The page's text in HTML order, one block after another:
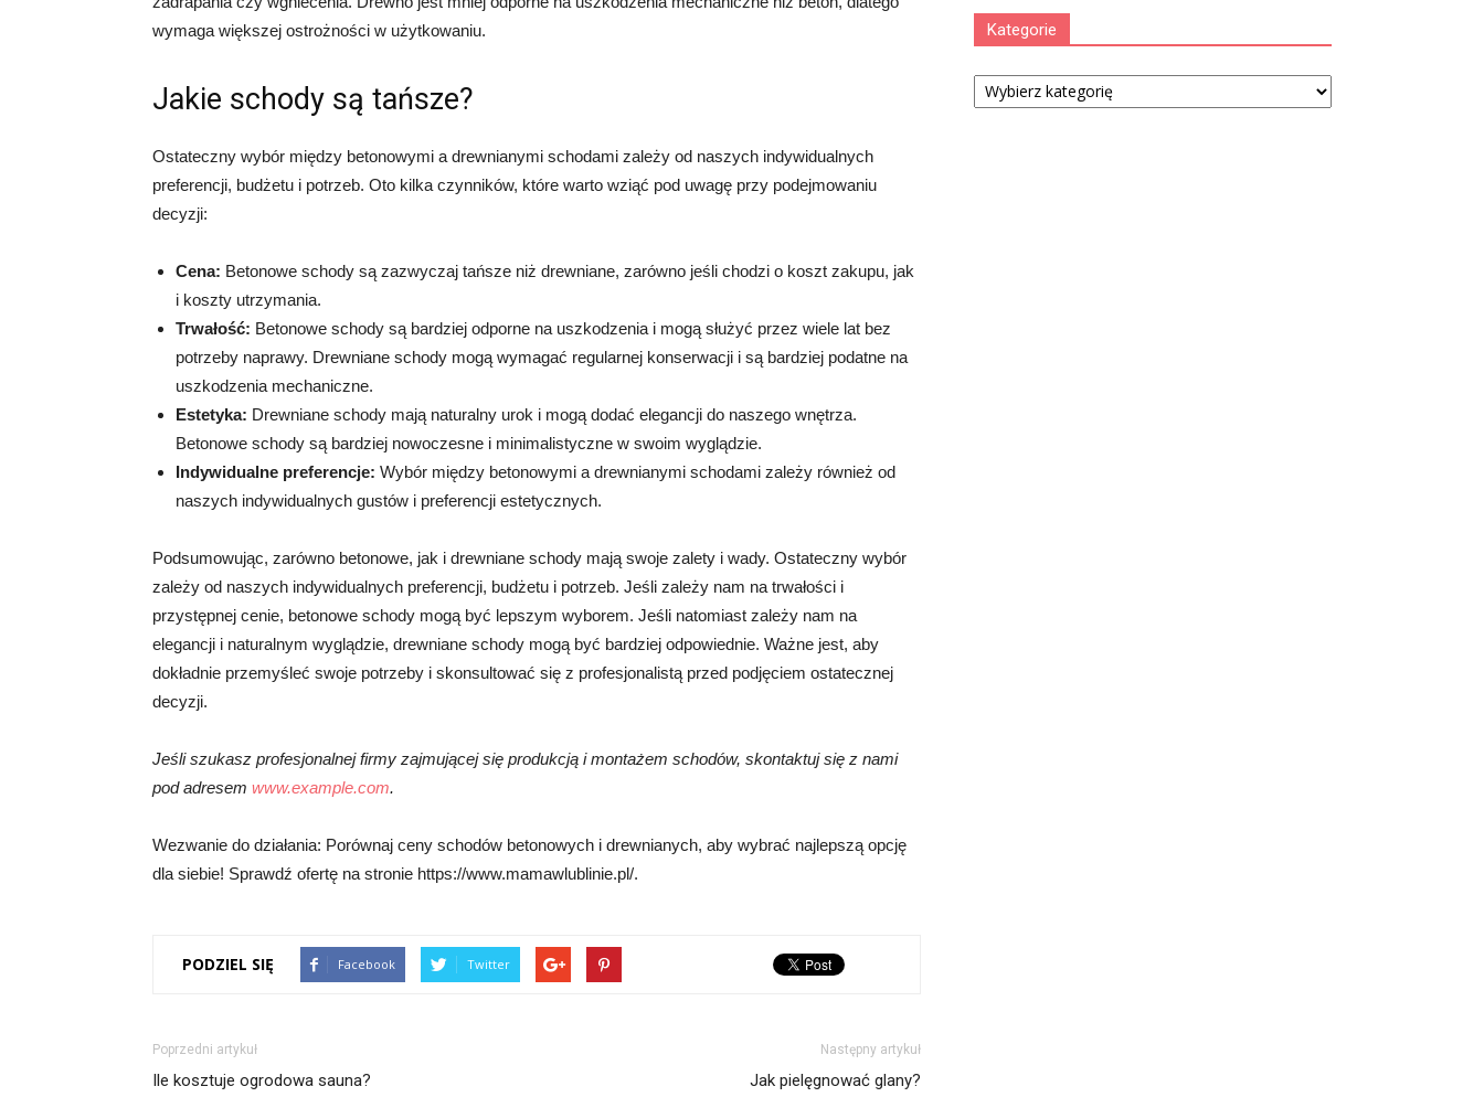
wymaga większej ostrożności w użytkowaniu.
Jakie schody są tańsze?
Ostateczny wybór między betonowymi a drewnianymi schodami zależy od naszych indywidualnych
preferencji, budżetu i potrzeb. Oto kilka czynników, które warto wziąć pod uwagę przy podejmowaniu
decyzji:
Cena: Betonowe schody są zazwyczaj tańsze niż drewniane, zarówno jeśli chodzi o koszt zakupu, jak
i koszty utrzymania.
Trwałość: Betonowe schody są bardziej odporne na uszkodzenia i mogą służyć przez wiele lat bez
potrzeby naprawy. Drewniane schody mogą wymagać regularnej konserwacji i są bardziej podatne na
uszkodzenia mechaniczne.
Estetyka: Drewniane schody mają naturalny urok i mogą dodać elegancji do naszego wnętrza.
Betonowe schody są bardziej nowoczesne i minimalistyczne w swoim wyglądzie.
Indywidualne preferencje: Wybór między betonowymi a drewnianymi schodami zależy również od
naszych indywidualnych gustów i preferencji estetycznych.
Podsumowując, zarówno betonowe, jak i drewniane schody mają swoje zalety i wady. Ostateczny wybór
zależy od naszych indywidualnych preferencji, budżetu i potrzeb. Jeśli zależy nam na trwałości i
przystępnej cenie, betonowe schody mogą być lepszym wyborem. Jeśli natomiast zależy nam na
elegancji i naturalnym wyglądzie, drewniane schody mogą być bardziej odpowiednie. Ważne jest, aby
dokładnie przemyśleć swoje potrzeby i skonsultować się z profesjonalistą przed podjęciem ostatecznej
decyzji.
Jeśli szukasz profesjonalnej firmy zajmującej się produkcją i montażem schodów, skontaktuj się z nami
pod adresem www.example.com.
Wezwanie do działania: Porównaj ceny schodów betonowych i drewnianych, aby wybrać najlepszą opcję
dla siebie! Sprawdź ofertę na stronie https://www.mamawlublinie.pl/.
PODZIEL SIĘ Facebook Twitter
Poprzedni artykuł
Ile kosztuje ogrodowa sauna?
Następny artykuł
Jak pielęgnować glany?
Kategorie
Kategorie